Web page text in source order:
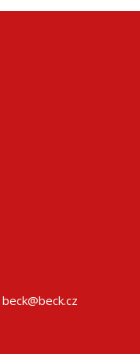
beck@beck.cz